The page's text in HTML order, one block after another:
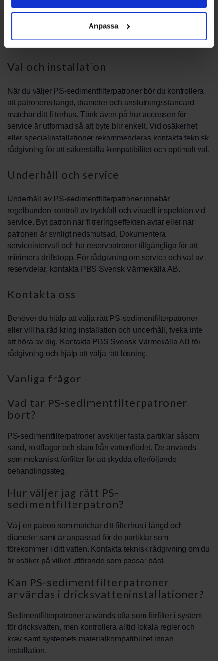
Anpassa
pumpar eller membransystem för att skydda
partiklar som förekommer och systemets krav på flöde och
tryck.
Val och installation
När du väljer PS-sedimentfilterpatroner bör du kontrollera
att patronens längd, diameter och anslutningsstandard
matchar ditt filterhus. Tänk även på hur accessen för
service är utformad så att byte blir enkelt. Vid osäkerhet
eller specialinstallationer rekommenderas kontakta teknisk
rådgivning för att säkerställa kompatibilitet och optimalt val.
Underhåll och service
Underhåll av PS-sedimentfilterpatroner innebär
regelbunden kontroll av tryckfall och visuell inspektion vid
service. Byt patron när filtreringseffekten avtar eller när
patronen är synligt nedsmutsad. Dokumentera
serviceintervall och ha reservpatroner tillgängliga för att
minimera driftstopp. För rådgivning om service och val av
reservdelar, kontakta PBS Svensk Värmekälla AB.
Kontakta oss
Behöver du hjälp att välja rätt PS-sedimentfilterpatroner
eller vill ha råd kring installation och underhåll, tveka inte
att höra av dig. Kontakta PBS Svensk Värmekälla AB för
rådgivning och hjälp att välja rätt lösning.
Vanliga frågor
Vad tar PS-sedimentfilterpatroner
bort?
PS-sedimentfilterpatroner avskiljer fasta partiklar såsom
sand, rostflagor och slam från vattenflödet. De används
som mekaniskt förfilter för att skydda efterföljande
behandlingssteg.
Hur väljer jag rätt PS-
sedimentfilterpatron?
Välj en patron som matchar ditt filterhus i längd och
diameter samt är anpassad för de partiklar som
förekommer i ditt vatten. Kontakta teknisk rådgivning om du
är osäker på vilket utförande som passar bäst.
Kan PS-sedimentfilterpatroner
användas i dricksvatteninstallationer?
Sedimentfilterpatroner används ofta som förfilter i system
för dricksvatten, men kontrollera alltid lokala regler och
krav samt systemets materialkompatibilitet innan
installation.